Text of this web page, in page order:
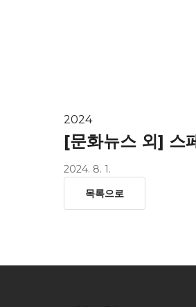
2024
[문화뉴스 외] 스
2024. 8. 1.
목록으로